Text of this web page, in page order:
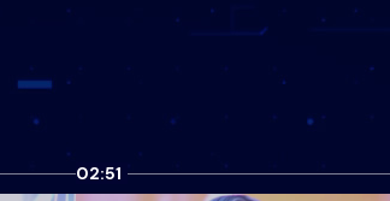
02:51